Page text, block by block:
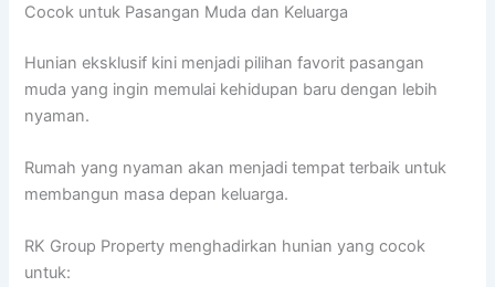
Cocok untuk Pasangan Muda dan Keluarga
Hunian eksklusif kini menjadi pilihan favorit pasangan
muda yang ingin memulai kehidupan baru dengan lebih
nyaman.
Rumah yang nyaman akan menjadi tempat terbaik untuk
membangun masa depan keluarga.
RK Group Property menghadirkan hunian yang cocok
untuk: